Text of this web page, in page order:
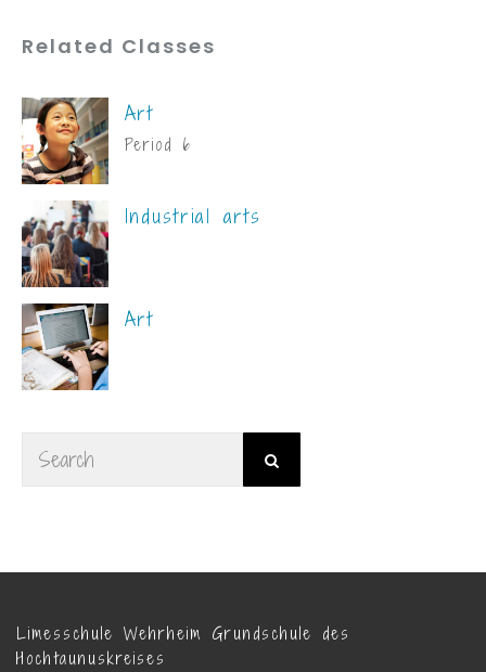
Related Classes
Art
Period 6
Industrial arts
Art
Limesschule Wehrheim Grundschule des
Hochtaunuskreises